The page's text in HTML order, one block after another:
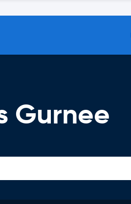
Gurnee